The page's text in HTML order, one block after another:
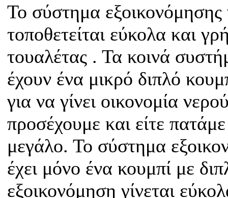
Το σύστημα εξοικονόμησης
τοποθετείται εύκολα και
τουαλέτας . Τα κοινά
έχουν ένα μικρό διπλό
για να γίνει οικονομία
προσέχουμε και είτε
μεγάλο. Το σύστημα
έχει μόνο ένα κουμπί με
εξοικονόμηση γίνεται